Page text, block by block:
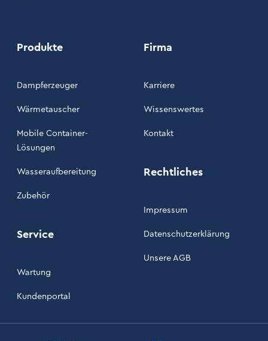
Produkte
Dampferzeuger
Wärmetauscher
Mobile Container-
Lösungen
Wasseraufbereitung
Zubehör
Service
Wartung
Kundenportal
Firma
Karriere
Wissenswertes
Kontakt
Rechtliches
Impressum
Datenschutzerklärung
Unsere AGB